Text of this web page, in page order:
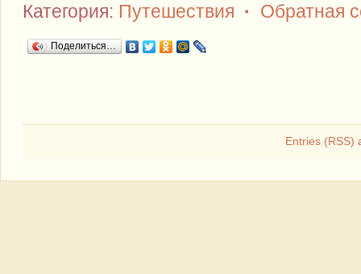
Категория: Путешествия · Обратная
Поделиться…
Entries (RSS)